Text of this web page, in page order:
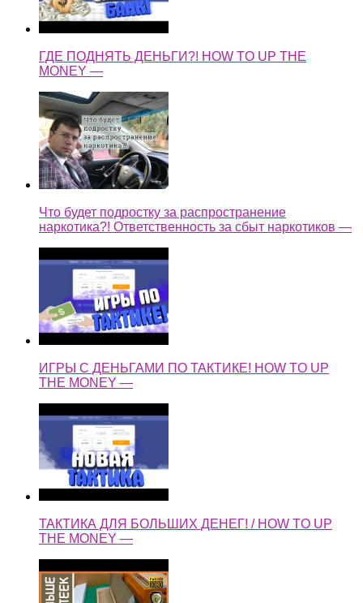
ГДЕ ПОДНЯТЬ ДЕНЬГИ?! HOW TO UP THE
MONEY —
Что будет подростку за распространение
наркотика?! Ответственность за сбыт наркотиков —
ИГРЫ С ДЕНЬГАМИ ПО ТАКТИКЕ! HOW TO UP
THE MONEY —
ТАКТИКА ДЛЯ БОЛЬШИХ ДЕНЕГ! / HOW TO UP
THE MONEY —